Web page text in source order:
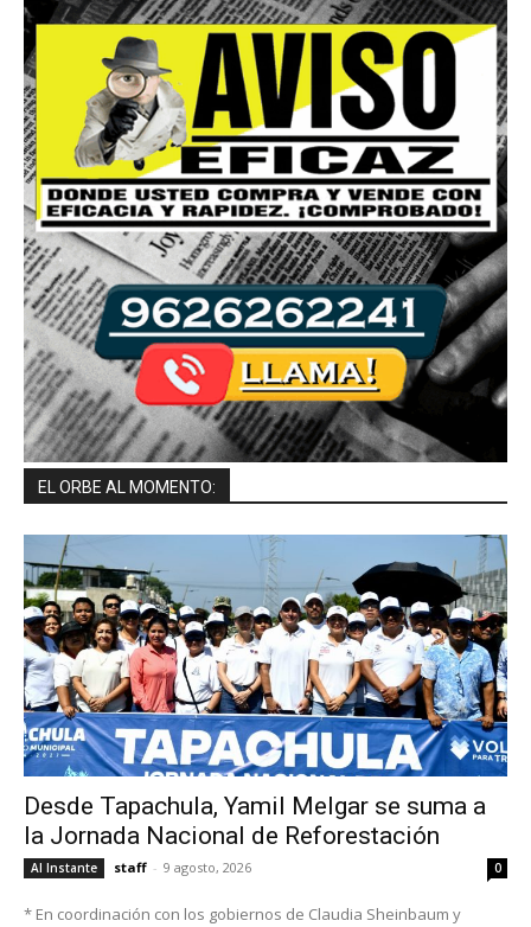
EL ORBE AL MOMENTO:
Desde Tapachula, Yamil Melgar se suma a
la Jornada Nacional de Reforestación
Al Instante staff - 9 agosto, 2026 0
* En coordinación con los gobiernos de Claudia Sheinbaum y